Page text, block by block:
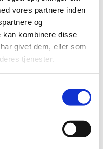
vores partnere inden
og
kan kombinere disse
givet dem, eller som
tjenester.